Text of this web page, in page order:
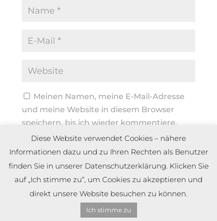
Meinen Namen, meine E-Mail-Adresse
und meine Website in diesem Browser
speichern, bis ich wieder kommentiere.
Copyright by Dennis Meier
Diese Website verwendet Cookies – nähere
Informationen dazu und zu Ihren Rechten als Benutzer
finden Sie in unserer Datenschutzerklärung. Klicken Sie
auf „Ich stimme zu“, um Cookies zu akzeptieren und
direkt unsere Website besuchen zu können.
Ich stimme zu